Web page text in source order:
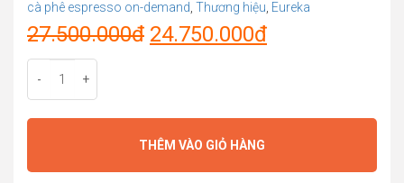
cà phê espresso on-demand Thương hiệu Eureka
27.500.000đ Original
27.500.000đ.
24.750.000đCurrent
- +
THÊM VÀO GIỎ HÀNG